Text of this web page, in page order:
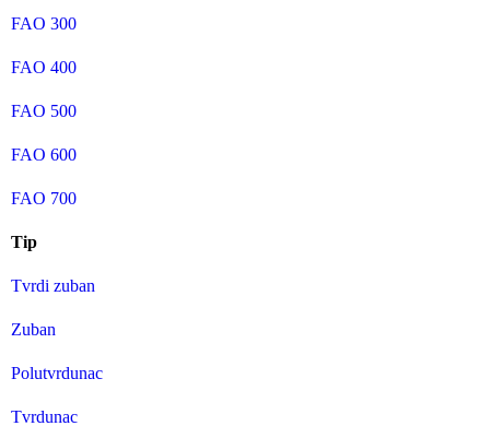
FAO 300
FAO 400
FAO 500
FAO 600
FAO 700
Tip
Tvrdi zuban
Zuban
Polutvrdunac
Tvrdunac